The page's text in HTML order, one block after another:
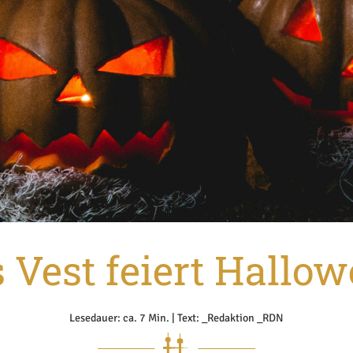
Vest feiert
Lesedauer: ca. 7 Min. | Text: _Redaktion _RDN